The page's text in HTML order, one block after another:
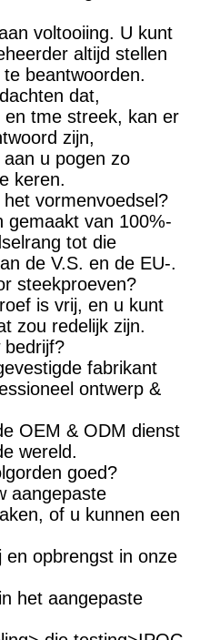
voltooiing. U kunt
altijd stellen
beantwoorden.
dat,
tme streek, kan er
zijn,
u pogen zo
keren.
vormenvoedsel?
gemaakt van 100%-
tot die
de V.S. en de EU-.
steekproeven?
is vrij, en u kunt
zou redelijk zijn.
fabrikant
ontwerp &
OEM & ODM dienst
wereld.
goed?
aangepaste
of u kunnen een
en opbrengst in onze
het aangepaste